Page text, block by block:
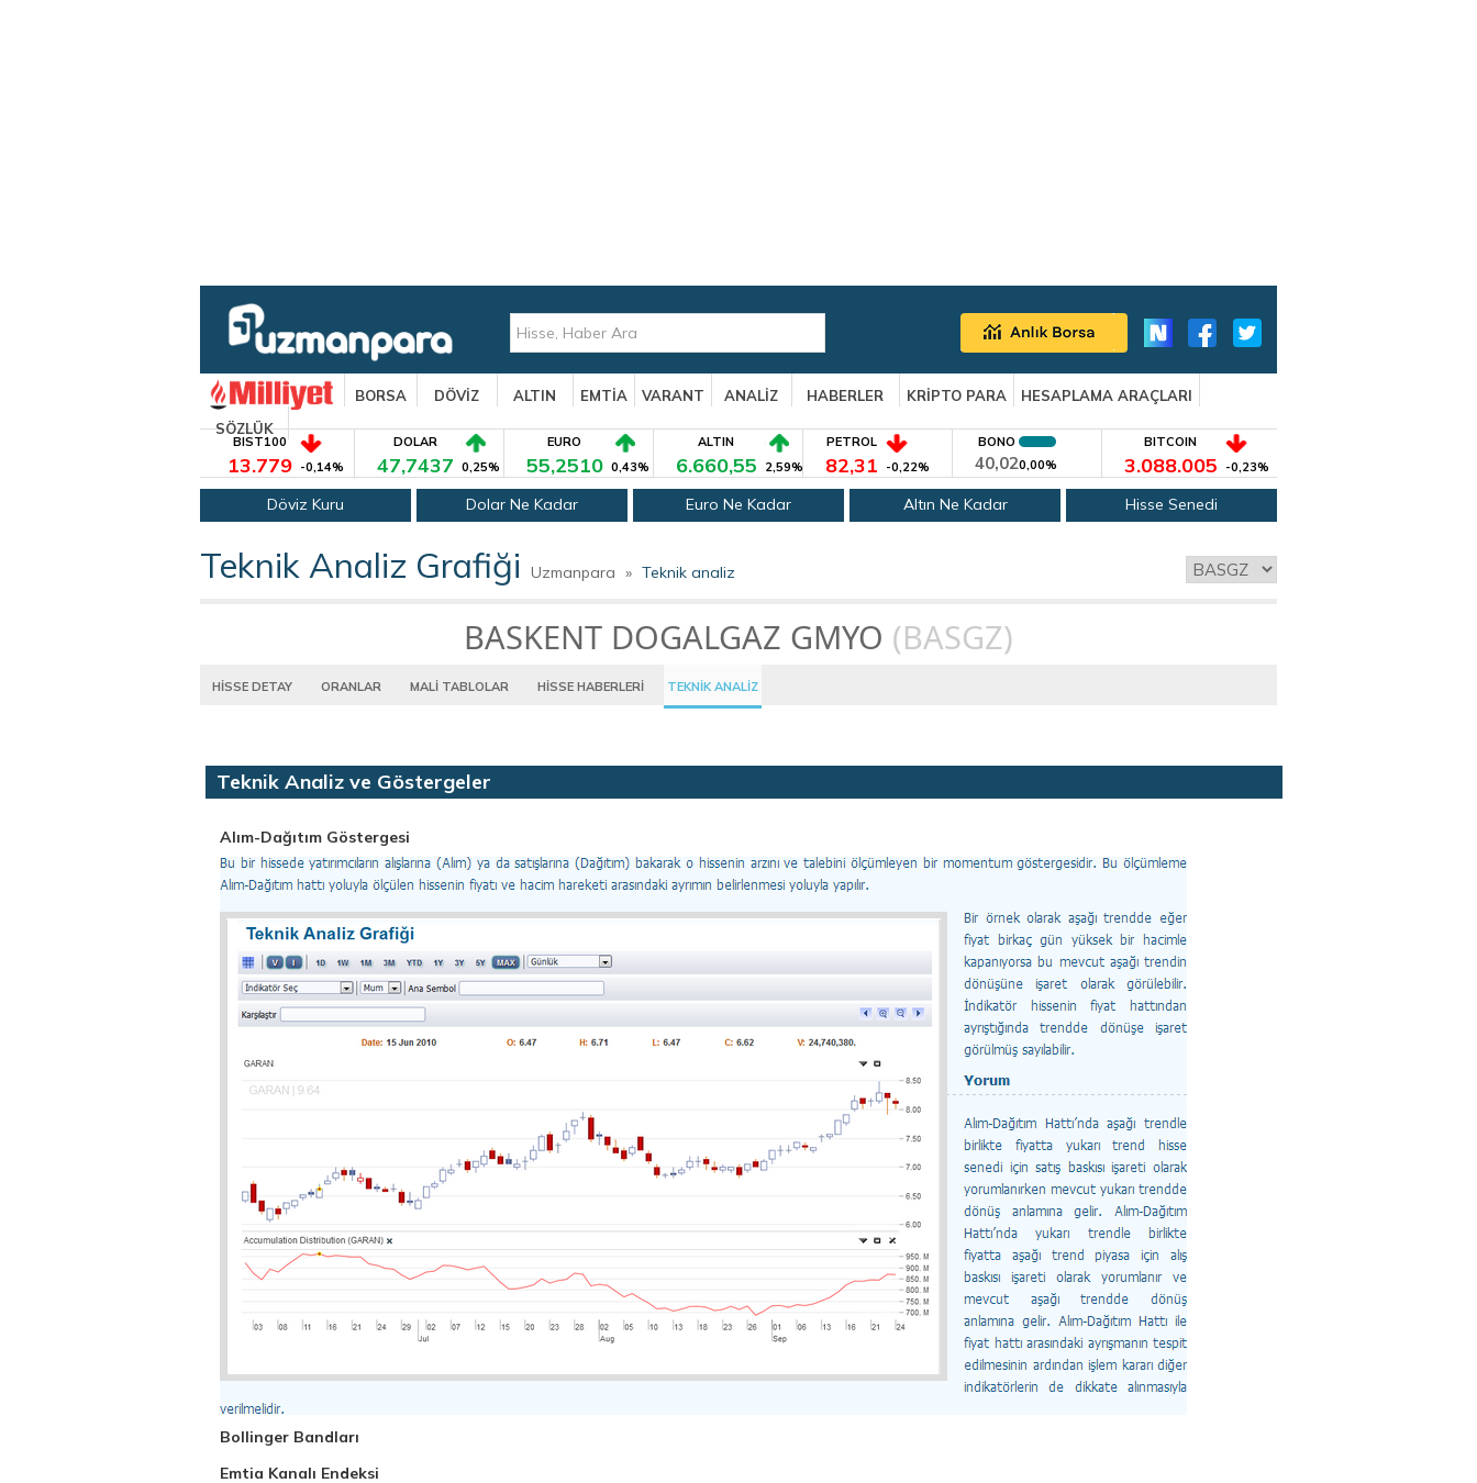
BORSA DÖVİZ ALTIN EMTİA VARANT ANALİZ HABERLER KRİPTO PARA
HESAPLAMA ARAÇLARI
SÖZLÜK
BIST100
13.779 -0,14%
DOLAR
47,7437 0,25%
EURO
55,2510 0,43%
ALTIN
6.660,55 2,59%
PETROL
82,31 -0,22%
BONO
40,020,00%
BITCOIN
3.088.005 -0,23%
Döviz Kuru Dolar Ne Kadar Euro Ne Kadar Altın Ne Kadar Hisse Senedi
Teknik Analiz Grafiği Uzmanpara » Teknik analiz
BASKENT DOGALGAZ GMYO (BASGZ)
HİSSE DETAY ORANLAR MALİ TABLOLAR HİSSE HABERLERİ TEKNİK ANALİZ
Teknik Analiz ve Göstergeler
Alım-Dağıtım Göstergesi
Bollinger Bandları
Emtia Kanalı Endeksi